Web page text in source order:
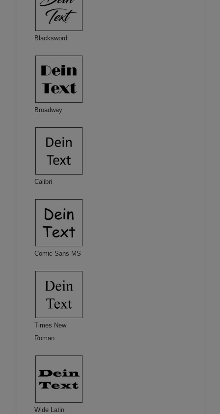
Blacksword
Broadway
Calibri
Comic Sans MS
Times New
Roman
Wide Latin